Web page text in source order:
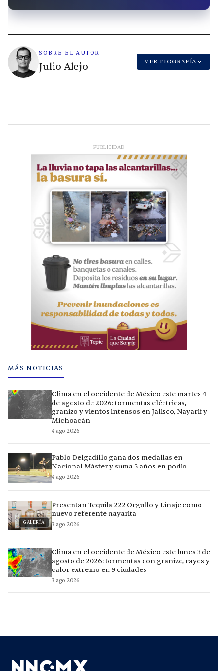
SOBRE EL AUTOR
Julio Alejo VER BIOGRAFÍA
PUBLICIDAD
MÁS NOTICIAS
Clima en el occidente de México este martes 4
de agosto de 2026: tormentas eléctricas,
granizo y vientos intensos en Jalisco, Nayarit y
Michoacán
4 ago 2026
Pablo Delgadillo gana dos medallas en
Nacional Máster y suma 5 años en podio
4 ago 2026
GALERÍA
Presentan Tequila 222 Orgullo y Linaje como
nuevo referente nayarita
3 ago 2026
Clima en el occidente de México este lunes 3 de
agosto de 2026: tormentas con granizo, rayos y
calor extremo en 9 ciudades
3 ago 2026